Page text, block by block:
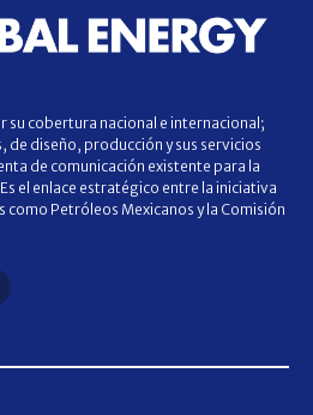
su cobertura nacional e internacional;
de diseño, producción y sus servicios
de comunicación existente para la
el enlace estratégico entre la iniciativa
Petróleos Mexicanos y la Comisión